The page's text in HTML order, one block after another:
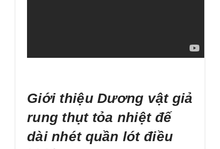
Giới thiệu Dương vật giả
rung thụt tỏa nhiệt đế
dài nhét quần lót điều